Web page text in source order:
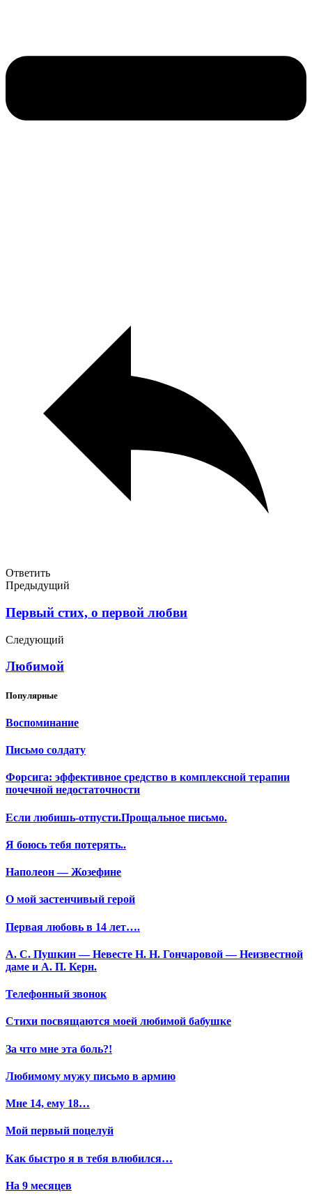
Ответить
Предыдущий
Первый стих, о первой любви
Следующий
Любимой
Популярные
Воспоминание
Письмо солдату
Форсига: эффективное средство в комплексной терапии
почечной недостаточности
Если любишь-отпусти.Прощальное письмо.
Я боюсь тебя потерять..
Наполеон — Жозефине
О мой застенчивый герой
Первая любовь в 14 лет….
А. С. Пушкин — Невесте Н. Н. Гончаровой — Неизвестной
даме и А. П. Керн.
Телефонный звонок
Стихи посвящаются моей любимой бабушке
За что мне эта боль?!
Любимому мужу письмо в армию
Мне 14, ему 18…
Мой первый поцелуй
Как быстро я в тебя влюбился…
На 9 месяцев